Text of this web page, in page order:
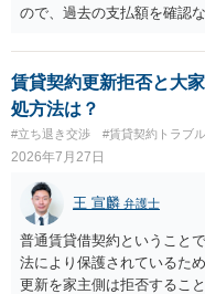
ので、過去の支払額を確認
た理由は気になるところで
います。
賃貸契約更新拒否と大
処方法は？
#立ち退き交渉 #賃貸契約トラブル
2026年7月27日
王 宣麟 弁護士
普通賃貸借契約ということ
法により保護されているた
更新を家主側は拒否するこ